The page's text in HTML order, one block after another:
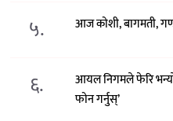
५. आज कोशी, बागमती,
६.
आयल निगमले फेरि
फोन गर्नुस्’